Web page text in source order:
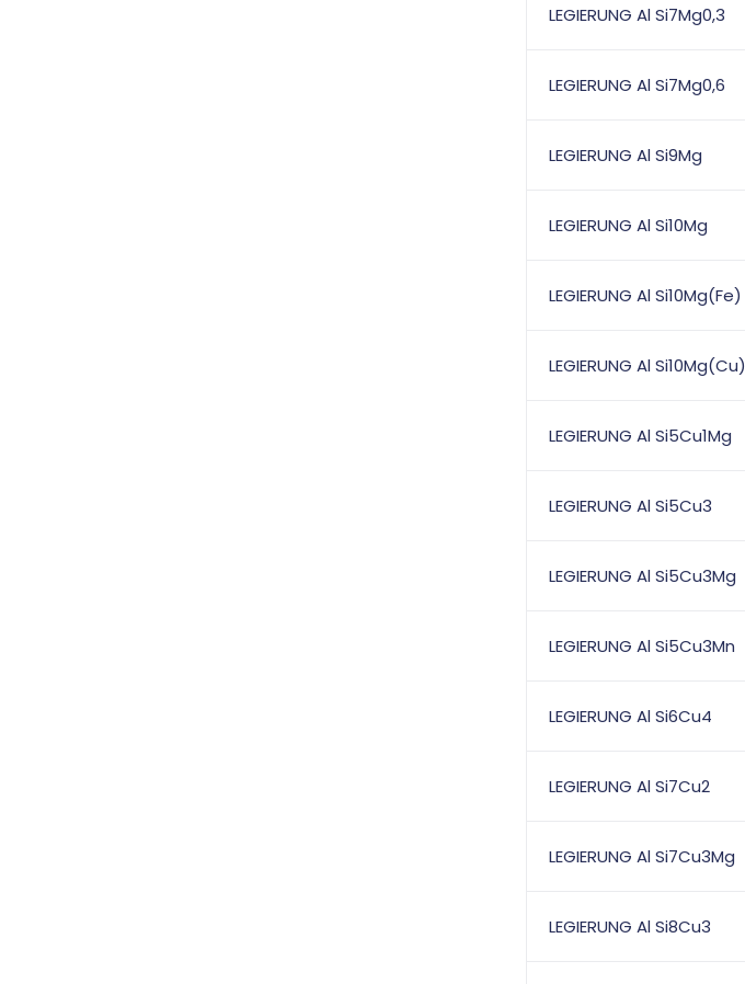
LEGIERUNG Al Si7Mg0,3
LEGIERUNG Al Si7Mg0,6
LEGIERUNG Al Si9Mg
LEGIERUNG Al Si10Mg
LEGIERUNG Al Si10Mg(Fe)
LEGIERUNG Al Si10Mg(Cu)
LEGIERUNG Al Si5Cu1Mg
LEGIERUNG Al Si5Cu3
LEGIERUNG Al Si5Cu3Mg
LEGIERUNG Al Si5Cu3Mn
LEGIERUNG Al Si6Cu4
LEGIERUNG Al Si7Cu2
LEGIERUNG Al Si7Cu3Mg
LEGIERUNG Al Si8Cu3